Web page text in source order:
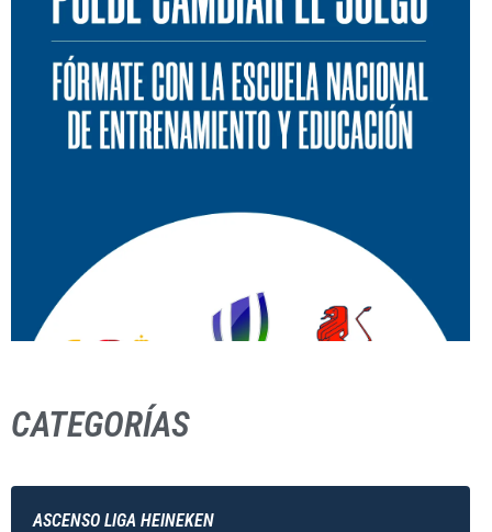
CATEGORÍAS
ASCENSO LIGA HEINEKEN